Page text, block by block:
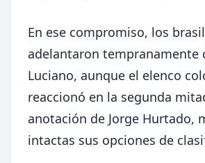
En ese compromiso, los
adelantaron tempranamente
Luciano, aunque el elenco
reaccionó en la segunda
anotación de Jorge Hurtado,
intactas sus opciones de